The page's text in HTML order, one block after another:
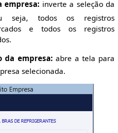
empresa: inverte a seleção da
seja, todos os registros
e todos os registros
da empresa:abre a tela para
selecionada.